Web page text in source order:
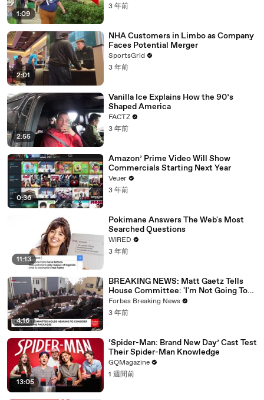
1:09
3 年前
2:01
NHA Customers in Limbo as Company
Faces Potential Merger
SportsGrid
3 年前
2:55
Vanilla Ice Explains How the 90’s
Shaped America
FACTZ
3 年前
0:36
Amazon’ Prime Video Will Show
Commercials Starting Next Year
Veuer
3 年前
11:13
Pokimane Answers The Web's Most
Searched Questions
WIRED
3 年前
4:16
BREAKING NEWS: Matt Gaetz Tells
House Committee: 'I'm Not Going To
Vote For A Continuing Resolution'
Forbes Breaking News
3 年前
13:05
‘Spider-Man: Brand New Day’ Cast Test
Their Spider-Man Knowledge
GQMagazine
1 週間前